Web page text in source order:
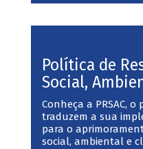
Política de
Social,
Conheça a PRSAC,
traduzem a sua
para o
social, ambiental e